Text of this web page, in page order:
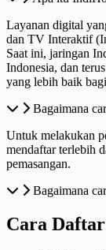
Layanan digital
dan TV Interaktif
Saat ini, jaringan
Indonesia, dan
yang lebih baik
Bagaimana
Untuk melakukan
mendaftar terlebih
pemasangan.
Bagaimana
Cara